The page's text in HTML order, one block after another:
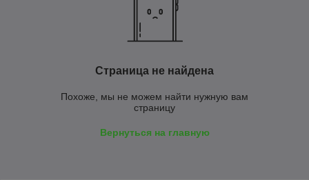
Страница не найдена
Похоже, мы не можем найти нужную вам
страницу
Вернуться на главную